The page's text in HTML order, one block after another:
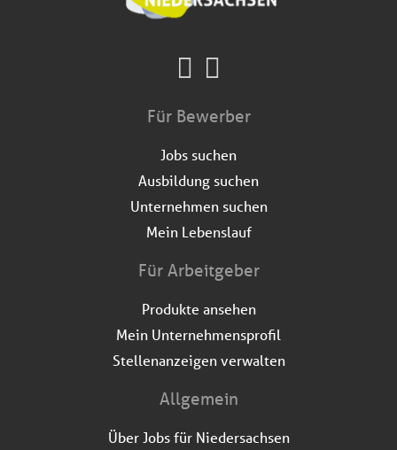
Für Bewerber
Jobs suchen
Ausbildung suchen
Unternehmen suchen
Mein Lebenslauf
Für Arbeitgeber
Produkte ansehen
Mein Unternehmensprofil
Stellenanzeigen verwalten
Allgemein
Über Jobs für Niedersachsen